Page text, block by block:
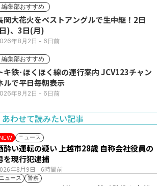
編集部おすすめ
岡大花火をベストアングルで生中継！2日
)、3日(月)
年8月2日 - 6日前
編集部おすすめ
キ鉄･ほくほく線の運行案内 JCV123チャン
ルで平日毎朝表示
年8月2日 - 6日前
あわせて読みたい記事
NEW ニュース
年8月9日 - 6時間前
酔い運転の疑い 上越市28歳 自称会社役員の
を現行犯逮捕
ニュース 警察